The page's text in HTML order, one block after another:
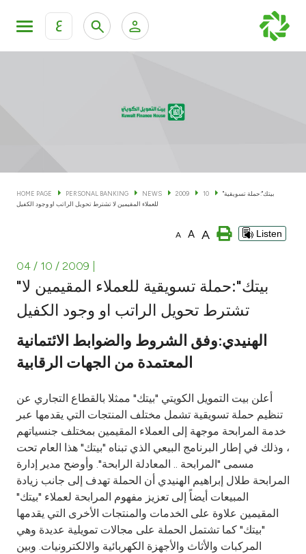
ع
KFH Online Corporate Banking Services
Cards
Banking Tiers
Investment
Tools & Services
After Sales Services
Contact us
Branch & ATM locator
Germany
HOME PAGE PERSONAL BANKING NEWS 2009 10
"بيتك":حملة تسويقية
للعملاء المقيمين لا تشترط تحويل الراتب او وجود الكفيل
A A A Listen
04 / 10 / 2009
"بيتك":حملة تسويقية للعملاء المقيمين لا
تشترط تحويل الراتب او وجود الكفيل
الهنيدي:وفق الشروط والضوابط الائتمانية
المعتمدة من الجهات الرقابية
أعلن بيت التمويل الكويتي "بيتك" ممثلا بالقطاع التجاري عن
تنظيم حملة تسويقية تشمل مختلف المنتجات التي يقدمها عبر
خدمة المرابحة موجهة إلى العملاء المقيمين بمختلف جنسياتهم
، وذلك في إطار البرنامج البيعي الذي تبناه "بيتك" هذا العام تحت
مسمى "المرابحة .. المعادلة الرابحة". وأوضح مدير إدارة
المرابحة طلال إبراهيم الهنيدي أن الحملة تهدف إلى جانب زيادة
المبيعات أيضاً إلى تعزيز مفهوم المرابحة لعملاء "بيتك"
المقيمين علاوة على الخدمات والمنتجات الأخرى التي يقدمها
"بيتك" كما تشتمل الحملة على مجالات تمويلية عديدة وهي
المركبات والأثاث والأجهزة الكهربائية والالكترونيات. وبين